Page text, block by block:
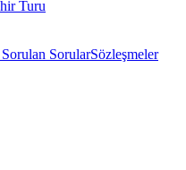
Turu
Sorulan SorularSözleşmeler